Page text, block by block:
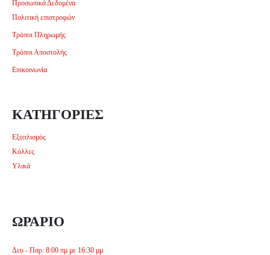
Προσωπικά Δεδομένα
Πολιτική επιστροφών
Τρόποι Πληρωμής
Τρόποι Αποστολής
Επικοινωνία
ΚΑΤΗΓΟΡΙΕΣ
Εξοπλισμός
Κόλλες
Υλικά
ΩΡΑΡΙΟ
Δευ - Παρ: 8:00 πμ με 16:30 μμ